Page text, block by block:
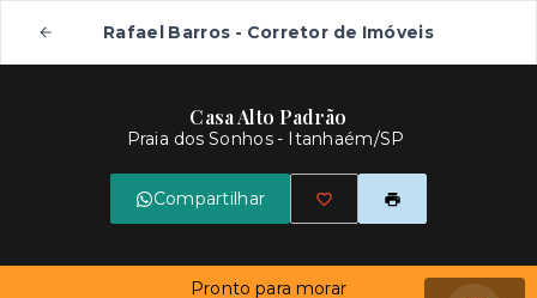
Rafael Barros - Corretor de Imóveis
Casa Alto Padrão
Praia dos Sonhos - Itanhaém/SP
Compartilhar
Pronto para morar